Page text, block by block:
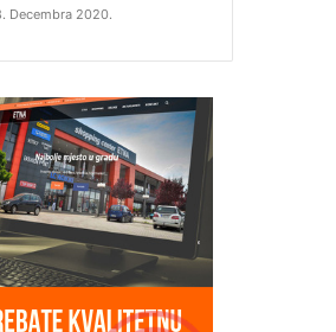
Decembra 2020.